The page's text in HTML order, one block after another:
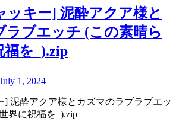
ッキー] 泥酔アクア様と
ラブエッチ (この素晴ら
福を_).zip
July 1, 2024
] 泥酔アクア様とカズマのラブラブエッ
界に祝福を_).zip